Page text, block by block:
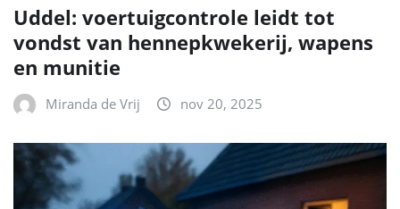
Uddel: voertuigcontrole leidt tot
vondst van hennepkwekerij, wapens
en munitie
Miranda de Vrij nov 20, 2025